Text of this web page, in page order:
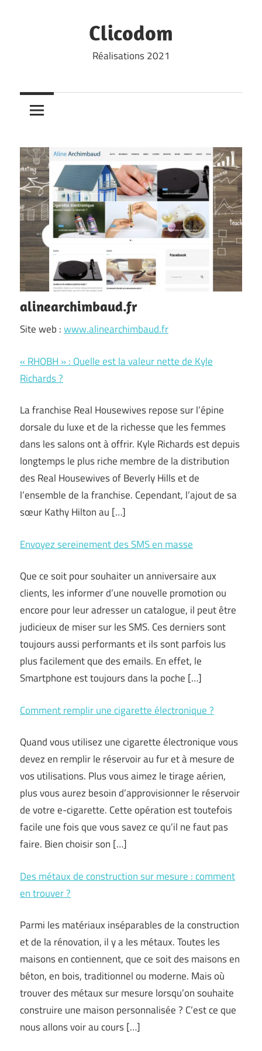
Clicodom
Réalisations 2021
alinearchimbaud.fr
Site web :www.alinearchimbaud.fr
« RHOBH » : Quelle est la valeur nette de Kyle
Richards ?
La franchise Real Housewives repose sur l’épine
dorsale du luxe et de la richesse que les femmes
dans les salons ont à offrir. Kyle Richards est depuis
longtemps le plus riche membre de la distribution
des Real Housewives of Beverly Hills et de
l’ensemble de la franchise. Cependant, l’ajout de sa
sœur Kathy Hilton au […]
Envoyez sereinement des SMS en masse
Que ce soit pour souhaiter un anniversaire aux
clients, les informer d’une nouvelle promotion ou
encore pour leur adresser un catalogue, il peut être
judicieux de miser sur les SMS. Ces derniers sont
toujours aussi performants et ils sont parfois lus
plus facilement que des emails. En effet, le
Smartphone est toujours dans la poche […]
Comment remplir une cigarette électronique ?
Quand vous utilisez une cigarette électronique vous
devez en remplir le réservoir au fur et à mesure de
vos utilisations. Plus vous aimez le tirage aérien,
plus vous aurez besoin d’approvisionner le réservoir
de votre e-cigarette. Cette opération est toutefois
facile une fois que vous savez ce qu’il ne faut pas
faire. Bien choisir son […]
Des métaux de construction sur mesure : comment
en trouver ?
Parmi les matériaux inséparables de la construction
et de la rénovation, il y a les métaux. Toutes les
maisons en contiennent, que ce soit des maisons en
béton, en bois, traditionnel ou moderne. Mais où
trouver des métaux sur mesure lorsqu’on souhaite
construire une maison personnalisée ? C’est ce que
nous allons voir au cours […]